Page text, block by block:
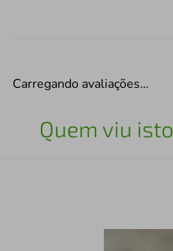
Carregando avaliações…
Quem viu